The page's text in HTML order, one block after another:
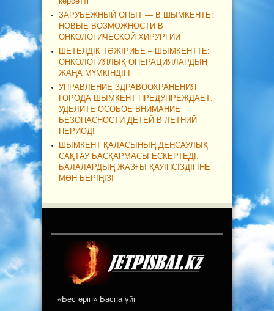
ЗАРУБЕЖНЫЙ ОПЫТ — В ШЫМКЕНТЕ:
НОВЫЕ ВОЗМОЖНОСТИ В
ОНКОЛОГИЧЕСКОЙ ХИРУРГИИ
ШЕТЕЛДІК ТӘЖІРИБЕ – ШЫМКЕНТТЕ:
ОНКОЛОГИЯЛЫҚ ОПЕРАЦИЯЛАРДЫҢ
ЖАҢА МҮМКІНДІГІ
УПРАВЛЕНИЕ ЗДРАВООХРАНЕНИЯ
ГОРОДА ШЫМКЕНТ ПРЕДУПРЕЖДАЕТ:
УДЕЛИТЕ ОСОБОЕ ВНИМАНИЕ
БЕЗОПАСНОСТИ ДЕТЕЙ В ЛЕТНИЙ
ПЕРИОД!
ШЫМКЕНТ ҚАЛАСЫНЫҢ ДЕНСАУЛЫҚ
САҚТАУ БАСҚАРМАСЫ ЕСКЕРТЕДІ:
БАЛАЛАРДЫҢ ЖАЗҒЫ ҚАУІПСІЗДІГІНЕ
МӘН БЕРІҢІЗ!
«Бес әріп» Баспа үйі